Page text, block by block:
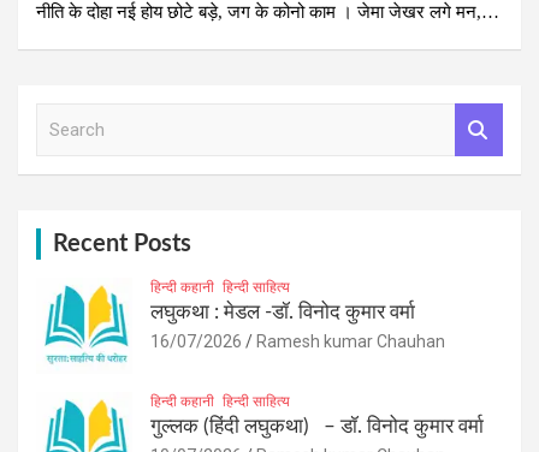
नीति के दोहा नई होय छोटे बड़े, जग के कोनो काम । जेमा जेखर लगे मन,…
Recent Posts
हिन्दी कहानी हिन्दी साहित्य
लघुकथा : मेडल -डॉ. विनोद कुमार वर्मा
16/07/2026 Ramesh kumar Chauhan
हिन्दी कहानी हिन्दी साहित्य
गुल्लक (हिंदी लघुकथा) – डॉ. विनोद कुमार वर्मा